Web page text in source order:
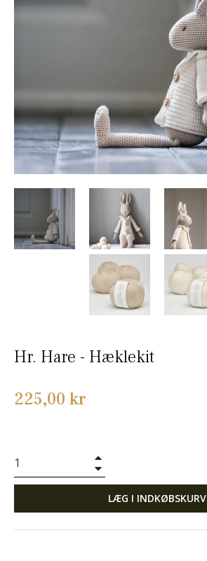
Hr. Hare - Hæklekit
Normalpris
225,00 kr
LÆG I INDKØBSKURV